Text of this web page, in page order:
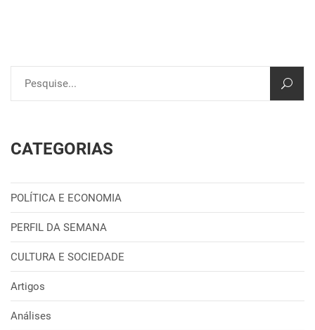
CATEGORIAS
POLÍTICA E ECONOMIA
PERFIL DA SEMANA
CULTURA E SOCIEDADE
Artigos
Análises